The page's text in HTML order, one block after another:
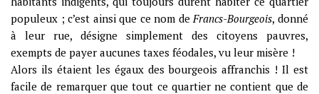
populeux ; c’est ainsi que ce nom de Francs-Bourgeois, donné
à leur rue, désigne simplement des citoyens pauvres,
exempts de payer aucunes taxes féodales, vu leur misère !
Alors ils étaient les égaux des bourgeois affranchis ! Il est
facile de remarquer que tout ce quartier ne contient que de